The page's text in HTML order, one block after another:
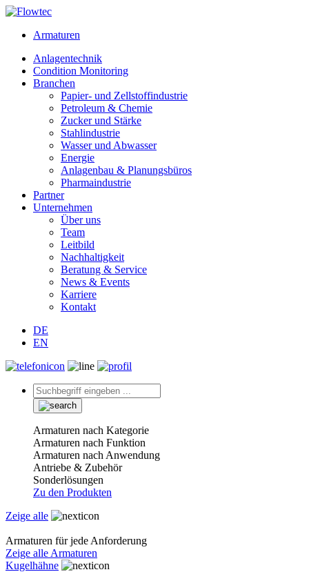
Skip
contentArmaturen
Anlagentechnik
Condition Monitoring
Branchen
Papier- und Zellstoffindustrie
Petroleum & Chemie
Zucker und Stärke
Stahlindustrie
Wasser und Abwasser
Energie
Anlagenbau & Planungsbüros
Pharmaindustrie
Partner
Unternehmen
Über uns
Team
Leitbild
Nachhaltigkeit
Beratung & Service
News & Events
Karriere
Kontakt
DE
EN
Armaturen nach Kategorie
Armaturen nach Funktion
Armaturen nach Anwendung
Antriebe & Zubehör
Sonderlösungen
Zu den Produkten
Zeige alle
Armaturen für jede Anforderung
Zeige alle Armaturen
Kugelhähne